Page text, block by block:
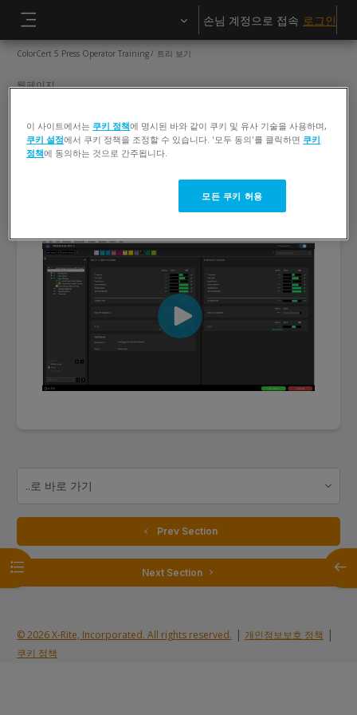
손님 계정으로 접속 로그인
강의 목차 열기 블록
ColorCert 5 Press Operator Training 트리 보기
웹페이지
완료 조건
View
  Prev Section
Next Section
© 2026 X-Rite, Incorporated. All rights reserved. | 개인정보보호 정책 |
쿠키 정책
이 사이트에서는쿠키 정책에 명시된 바와 같이 쿠키 및 유사 기술을 사용하며,
쿠키 설정에서 쿠키 정책을 조정할 수 있습니다. '모두 동의'를 클릭하면쿠키
정책에 동의하는 것으로 간주됩니다.
모든 쿠키 허용